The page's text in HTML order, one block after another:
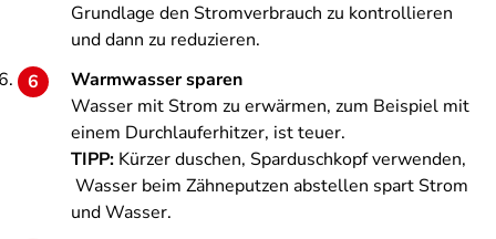
Grundlage den Stromverbrauch zu kontrollieren
und dann zu reduzieren.
Warmwasser sparen
Wasser mit Strom zu erwärmen, zum Beispiel mit
einem Durchlauferhitzer, ist teuer.
TIPP: Kürzer duschen, Sparduschkopf verwenden,
Wasser beim Zähneputzen abstellen spart Strom
und Wasser.